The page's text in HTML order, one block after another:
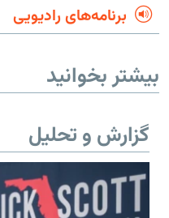
برنامه‌های رادیویی
بیشتر بخوانید
گزارش و تحلیل